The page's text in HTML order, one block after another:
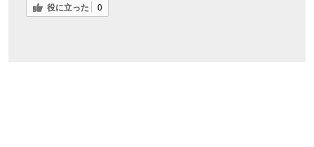
役に立った 0